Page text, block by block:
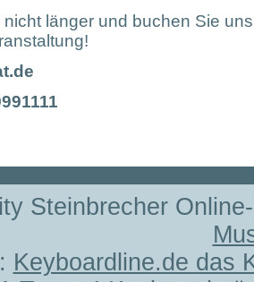
länger und buchen Sie
Steinbrecher
Keyboardline.de das